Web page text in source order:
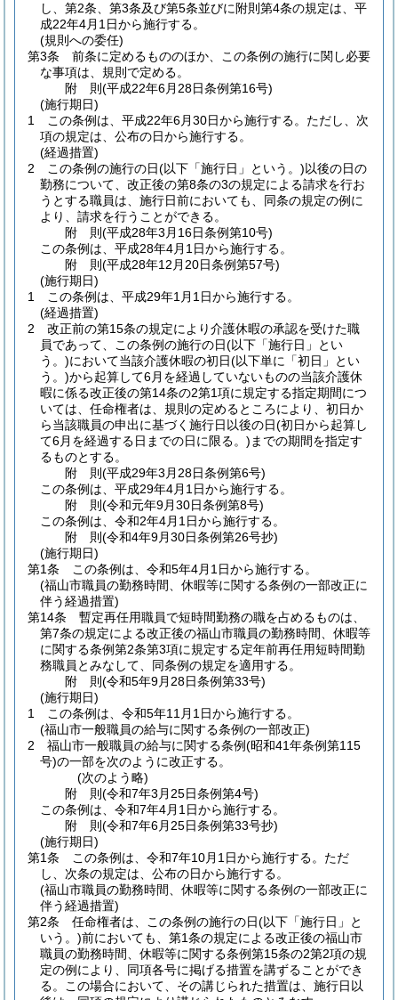
し、第2条、第3条及び第5条並びに附則第4条の規定は、平
成22年4月1日から施行する。
(規則への委任)
第3条
前条に定めるもののほか、この条例の施行に関し必要
な事項は、規則で定める。
附 則(平成22年6月28日条例第16号)
(施行期日)
1
この条例は、平成22年6月30日から施行する。 ただし、次
項の規定は、公布の日から施行する。
(経過措置)
2
この条例の施行の日(以下「施行日」という。)以後の日の
勤務について、改正後の第8条の3の規定による請求を行お
うとする職員は、施行日前においても、同条の規定の例に
より、請求を行うことができる。
附 則(平成28年3月16日条例第10号)
この条例は、平成28年4月1日から施行する。
附 則(平成28年12月20日条例第57号)
(施行期日)
1
この条例は、平成29年1月1日から施行する。
(経過措置)
2
改正前の第15条の規定により介護休暇の承認を受けた職
員であって、この条例の施行の日(以下「施行日」とい
う。)において当該介護休暇の初日(以下単に「初日」とい
う。)から起算して6月を経過していないものの当該介護休
暇に係る改正後の第14条の2第1項に規定する指定期間につ
いては、任命権者は、規則の定めるところにより、初日か
ら当該職員の申出に基づく施行日以後の日(初日から起算し
て6月を経過する日までの日に限る。) までの期間を指定す
るものとする。
附 則(平成29年3月28日条例第6号)
この条例は、平成29年4月1日から施行する。
附 則(令和元年9月30日条例第8号)
この条例は、令和2年4月1日から施行する。
附 則(令和4年9月30日条例第26号抄)
(施行期日)
第1条
この条例は、令和5年4月1日から施行する。
(福山市職員の勤務時間、休暇等に関する条例の一部改正に
伴う経過措置)
第14条
暫定再任用職員で短時間勤務の職を占めるものは、
第7条の規定による改正後の福山市職員の勤務時間、休暇等
に関する条例第2条第3項に規定する定年前再任用短時間勤
務職員とみなして、同条例の規定を適用する。
附 則(令和5年9月28日条例第33号)
(施行期日)
1
この条例は、令和5年11月1日から施行する。
(福山市一般職員の給与に関する条例の一部改正)
2
福山市一般職員の給与に関する条例(昭和41年条例第115
号)の一部を次のように改正する。
(次のよう略)
附 則(令和7年3月25日条例第4号)
この条例は、令和7年4月1日から施行する。
附 則(令和7年6月25日条例第33号抄)
(施行期日)
第1条
この条例は、令和7年10月1日から施行する。 ただ
し、次条の規定は、公布の日から施行する。
(福山市職員の勤務時間、休暇等に関する条例の一部改正に
伴う経過措置)
第2条
任命権者は、この条例の施行の日(以下「施行日」と
いう。)前においても、第1条の規定による改正後の福山市
職員の勤務時間、休暇等に関する条例第15条の2第2項の規
定の例により、同項各号に掲げる措置を講ずることができ
る。
この場合において、その講じられた措置は、施行日以